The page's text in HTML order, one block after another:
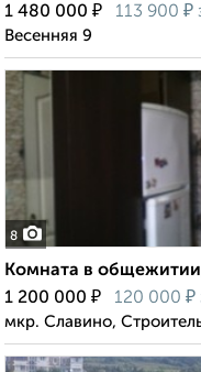
1 480 000 ₽ 113 900 ₽
Весенняя 9
8
Комната в
1 200 000 ₽ 120 000 ₽
мкр. Славино,